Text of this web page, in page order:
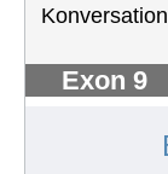
Exon 9